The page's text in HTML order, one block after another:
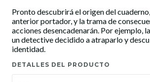
Pronto descubrirá el origen del
anterior portador, y la trama de
acciones desencadenarán. Por ejemplo,
un detective decidido a atraparlo y
identidad.
DETALLES DEL PRODUCTO